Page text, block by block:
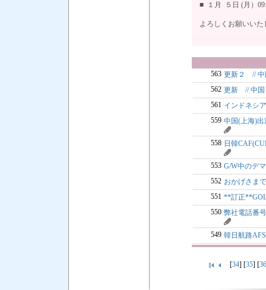
■ １月 ５日 (月）
よろしくお願いいた
563 更新２ // 中
562 更新 // 中
561 インドネシ
559 中国(上海)
558 日韓
553 G/W中のデ
552 おかげさま
551 **訂正
550 弊社電話番
549 韓日航路
[34] [35] [36